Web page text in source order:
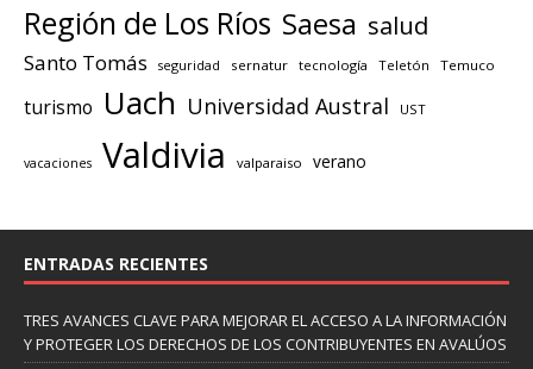
Región de Los Ríos Saesa salud
Santo Tomás seguridad sernatur tecnología Teletón Temuco
turismo Uach Universidad Austral UST
vacaciones Valdivia valparaiso verano
ENTRADAS RECIENTES
TRES AVANCES CLAVE PARA MEJORAR EL ACCESO A LA INFORMACIÓN
Y PROTEGER LOS DERECHOS DE LOS CONTRIBUYENTES EN AVALÚOS